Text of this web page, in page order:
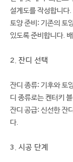
설계도를 작성합니다.
토양 준비: 기존의 토
있도록 준비합니다.
2. 잔디 선택
잔디 종류: 기후와 토
디 종류로는 켄터키
잔디 공급: 신선한 잔
다.
3. 시공 단계